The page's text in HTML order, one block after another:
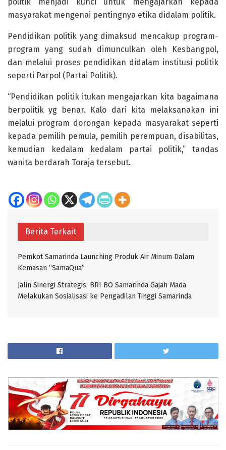
masyarakat mengenai pentingnya etika didalam politik.
Pendidikan politik yang dimaksud mencakup program-
program yang sudah dimunculkan oleh Kesbangpol,
dan melalui proses pendidikan didalam institusi politik
seperti Parpol (Partai Politik).
“Pendidikan politik itukan mengajarkan kita bagaimana
berpolitik yg benar. Kalo dari kita melaksanakan ini
melalui program dorongan kepada masyarakat seperti
kepada pemilih pemula, pemilih perempuan, disabilitas,
kemudian kedalam kedalam partai politik,” tandas
wanita berdarah Toraja tersebut.
Berita Terkait
Pemkot Samarinda Launching Produk Air Minum Dalam
Kemasan “SamaQua”
Jalin Sinergi Strategis, BRI BO Samarinda Gajah Mada
Melakukan Sosialisasi ke Pengadilan Tinggi Samarinda